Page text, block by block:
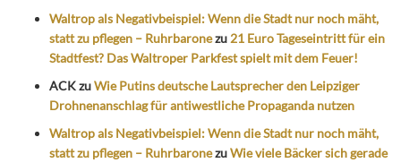
Waltrop als Negativbeispiel: Wenn die Stadt nur noch mäht,
statt zu pflegen – Ruhrbaronezu 21 Euro Tageseintritt für ein
Stadtfest? Das Waltroper Parkfest spielt mit dem Feuer!
ACKzuWie Putins deutsche Lautsprecher den Leipziger
Drohnenanschlag für antiwestliche Propaganda nutzen
Waltrop als Negativbeispiel: Wenn die Stadt nur noch mäht,
statt zu pflegen – RuhrbaronezuWie viele Bäcker sich gerade